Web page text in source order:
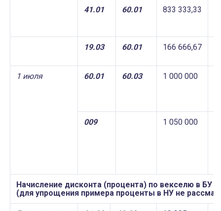
41.01 60.01 833 333,33
19.03 60.01 166 666,67
1 июля 60.01 60.03 1 000 000
009 1 050 000
Начисление дисконта (процента) по векселю в БУ
(для упрощения примера проценты в НУ не